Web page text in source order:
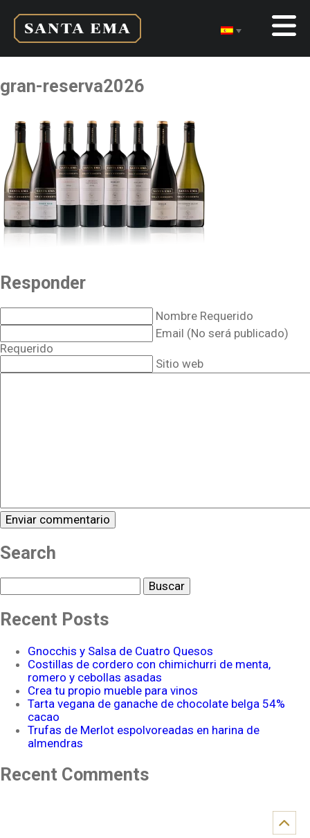
gran-reserva2026
Responder
Nombre Requerido
Email (No será publicado)
Requerido
Sitio web
Search
Recent Posts
Gnocchis y Salsa de Cuatro Quesos
Costillas de cordero con chimichurri de menta,
romero y cebollas asadas
Crea tu propio mueble para vinos
Tarta vegana de ganache de chocolate belga 54%
cacao
Trufas de Merlot espolvoreadas en harina de
almendras
Recent Comments